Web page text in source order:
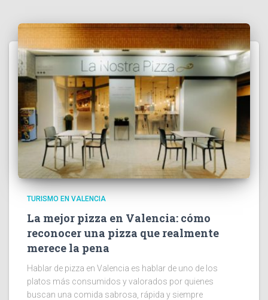
TURISMO EN VALENCIA
La mejor pizza en Valencia: cómo
reconocer una pizza que realmente
merece la pena
Hablar de pizza en Valencia es hablar de uno de los
platos más consumidos y valorados por quienes
buscan una comida sabrosa, rápida y siempre